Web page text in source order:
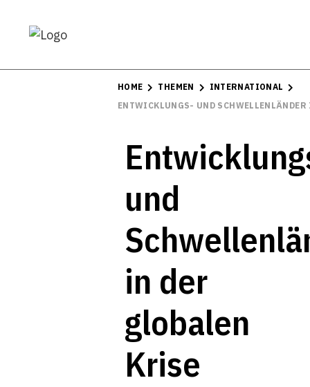
HOME THEMEN
INTERNATIONAL
ENTWICKLUNGS- UND
und
in der
globalen
Krise